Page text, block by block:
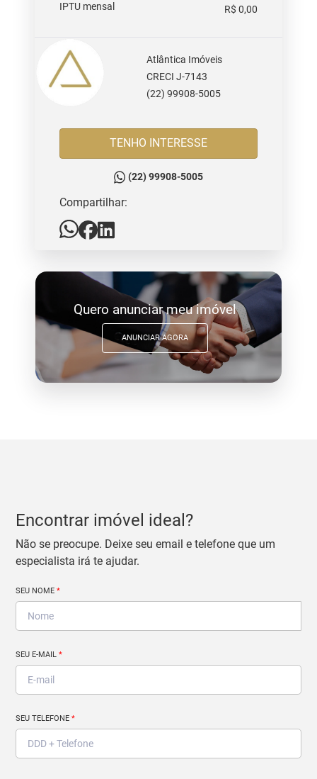
IPTU mensal R$ 0,00
Atlântica Imóveis
CRECI J-7143
(22) 99908-5005
TENHO INTERESSE
(22) 99908-5005
Compartilhar:
Quero anunciar meu imóvel
ANUNCIAR AGORA
Encontrar imóvel ideal?
Não se preocupe. Deixe seu email e telefone que um
especialista irá te ajudar.
SEU NOME*
SEU E-MAIL*
SEU TELEFONE*